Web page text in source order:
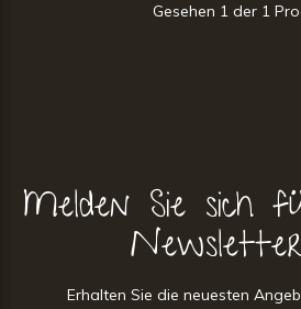
Gesehen 1 der 1
Melden Sie sich
Erhalten Sie die neuesten